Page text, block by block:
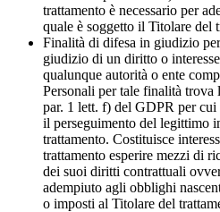
trattamento è necessario per
quale è soggetto il Titolare del
Finalità di difesa in giudizio
giudizio di un diritto o
qualunque autorità o ente
Personali per tale finalità trova
par. 1 lett. f) del GDPR per cui
il perseguimento del legittimo
trattamento. Costituisce
trattamento esperire mezzi di
dei suoi diritti contrattuali
adempiuto agli obblighi
o imposti al Titolare del